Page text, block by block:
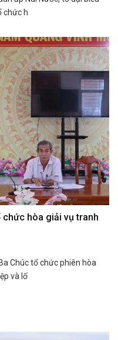
chức h
chức hòa giải vụ tranh
Chúc tổ chức phiên hòa
và lố